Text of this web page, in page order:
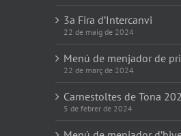
3a Fira d’Intercanvi
22 de maig de 2024
Menú de menjador de
22 de març de 2024
Carnestoltes de Tona
5 de febrer de 2024